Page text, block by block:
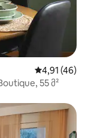
საშუალო
4,91 (46)
55 მ²